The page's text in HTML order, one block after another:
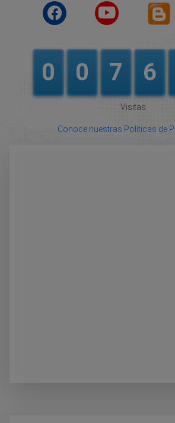
0 0 7 6
Visitas
Conoce nuestras Políticas de